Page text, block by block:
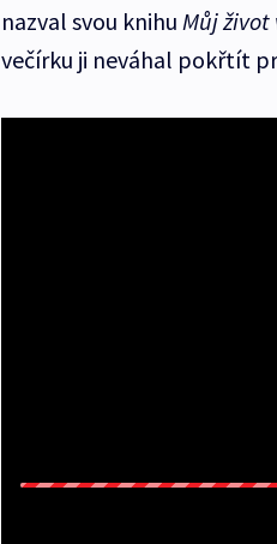
nazval svou knihu Můj život
večírku ji neváhal pokřtít